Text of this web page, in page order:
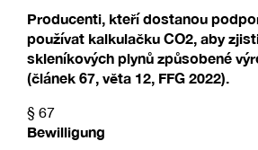
Producenti, kteří dostanou
používat kalkulačku CO2, aby
skleníkových plynů způsobené
(článek 67, věta 12, FFG 2022).
§ 67
Bewilligung